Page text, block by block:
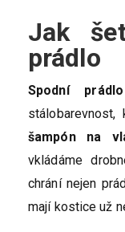
Jak
prádlo
Spodní prádlo
stálobarevnost,
šampón na
vkládáme
chrání nejen
mají kostice už